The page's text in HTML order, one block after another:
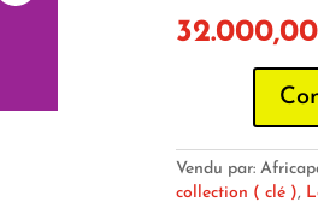
32.000,00
Vendu par:
collection ( clé ),